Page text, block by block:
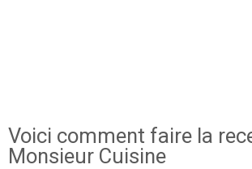
Voici comment faire la
Monsieur Cuisine